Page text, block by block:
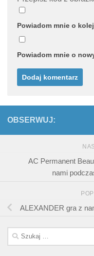
Powiadom mnie o
Powiadom mnie o
OBSERWUJ:
AC Permanent
nami
ALEXANDER gra z
Szukaj: